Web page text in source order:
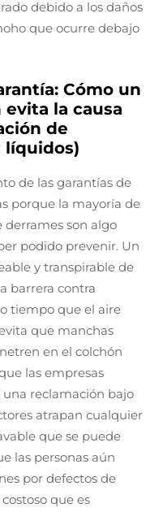
debido a los daños
que ocurre debajo
Cómo un
la causa
de
líquidos)
de las garantías de
porque la mayoría de
derrames son algo
podido prevenir. Un
y transpirable de
barrera contra
tiempo que el aire
que manchas
en el colchón
las empresas
reclamación bajo
atrapan cualquier
que se puede
las personas aún
por defectos de
que es